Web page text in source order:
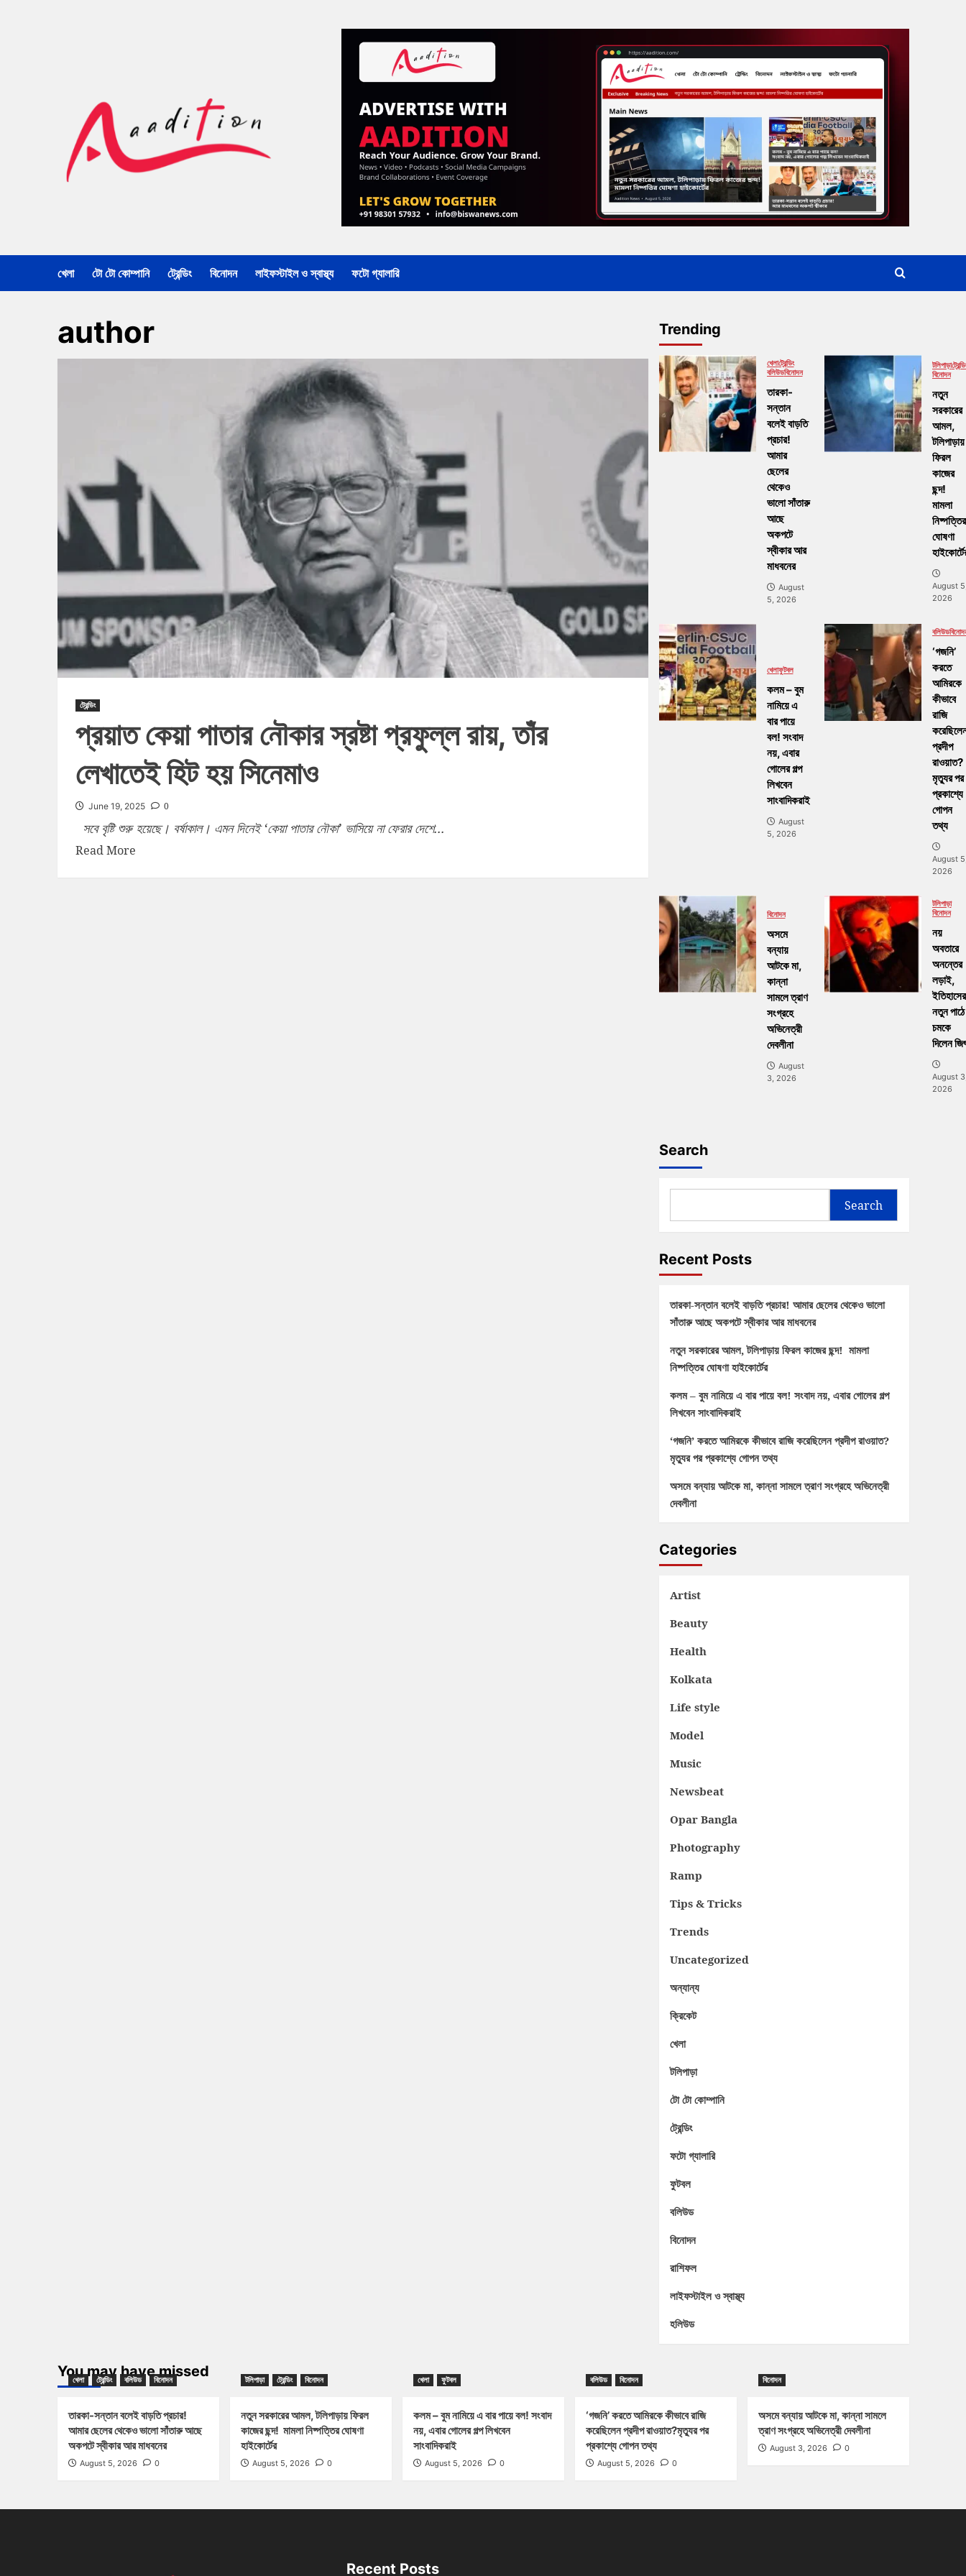
খেলা টো টো কোম্পানি ট্রেন্ডিং বিনোদন লাইফস্টাইল ও স্বাস্থ্য ফটো গ্যালারি
author
ট্রেন্ডিং
প্রয়াত কেয়া পাতার নৌকার স্রষ্টা প্রফুল্ল রায়, তাঁর
লেখাতেই হিট হয় সিনেমাও
June 19, 2025 0
সবে বৃষ্টি শুরু হয়েছে। বর্ষাকাল। এমন দিনেই ‘কেয়া পাতার নৌকা’ ভাসিয়ে না ফেরার দেশে...
Read More
Trending
খেলাট্রেন্ডিং
বলিউডবিনোদন
তারকা-
সন্তান
বলেই বাড়তি
প্রচার!
আমার
ছেলের
থেকেও
ভালো সাঁতারু
আছে
অকপটে
স্বীকার আর
মাধবনের
August
5, 2026
টলিপাড়া
বিনোদন
নতুন
সরকারের
আমল,
টলিপাড়ায়
ফিরল
কাজের
ছন্দ!
মামলা
নিষ্পত্তির
ঘোষণা
August
2026
খেলাফুটবল
কলম – বুম
নামিয়ে এ
বার পায়ে
বল! সংবাদ
নয়, এবার
গোলের গল্প
লিখবেন
সাংবাদিকরাই
August
5, 2026
বলিউড
‘গজনি’
করতে
আমিরকে
কীভাবে
রাজি
প্রদীপ
রাওয়াত?
মৃত্যুর পর
প্রকাশ্যে
গোপন
তথ্য
August
2026
বিনোদন
অসমে
বন্যায়
আটকে মা,
কান্না
সামলে ত্রাণ
সংগ্রহে
অভিনেত্রী
দেবলীনা
August
3, 2026
টলিপাড়া
বিনোদন
নয়
অবতারে
অনন্তের
লড়াই,
ইতিহাসের
নতুন পাঠে
চমকে
দিলেন জিৎ
August
2026
Search
Search
Recent Posts
তারকা-সন্তান বলেই বাড়তি প্রচার! আমার ছেলের থেকেও ভালো
সাঁতারু আছে অকপটে স্বীকার আর মাধবনের
নতুন সরকারের আমল, টলিপাড়ায় ফিরল কাজের ছন্দ! মামলা
নিষ্পত্তির ঘোষণা হাইকোর্টের
কলম – বুম নামিয়ে এ বার পায়ে বল! সংবাদ নয়, এবার গোলের গল্প
লিখবেন সাংবাদিকরাই
‘গজনি’ করতে আমিরকে কীভাবে রাজি করেছিলেন প্রদীপ রাওয়াত?
মৃত্যুর পর প্রকাশ্যে গোপন তথ্য
অসমে বন্যায় আটকে মা, কান্না সামলে ত্রাণ সংগ্রহে অভিনেত্রী
দেবলীনা
Categories
Artist
Beauty
Health
Kolkata
Life style
Model
Music
Newsbeat
Opar Bangla
Photography
Ramp
Tips & Tricks
Trends
Uncategorized
অন্যান্য
ক্রিকেট
খেলা
টলিপাড়া
টো টো কোম্পানি
ট্রেন্ডিং
ফটো গ্যালারি
ফুটবল
বলিউড
বিনোদন
রাশিফল
লাইফস্টাইল ও স্বাস্থ্য
হলিউড
You may have missed
খেলা ট্রেন্ডিং বলিউড বিনোদন
তারকা-সন্তান বলেই বাড়তি প্রচার!
আমার ছেলের থেকেও ভালো সাঁতারু আছে
অকপটে স্বীকার আর মাধবনের
August 5, 2026 0
টলিপাড়া ট্রেন্ডিং বিনোদন
নতুন সরকারের আমল, টলিপাড়ায় ফিরল
কাজের ছন্দ! মামলা নিষ্পত্তির ঘোষণা
হাইকোর্টের
August 5, 2026 0
খেলা ফুটবল
কলম – বুম নামিয়ে এ বার পায়ে বল! সংবাদ
নয়, এবার গোলের গল্প লিখবেন
সাংবাদিকরাই
August 5, 2026 0
বলিউড বিনোদন
‘গজনি’ করতে আমিরকে কীভাবে রাজি
করেছিলেন প্রদীপ রাওয়াত?মৃত্যুর পর
প্রকাশ্যে গোপন তথ্য
August 5, 2026 0
বিনোদন
অসমে বন্যায় আটকে মা, কান্না সামলে
ত্রাণ সংগ্রহে অভিনেত্রী দেবলীনা
August 3, 2026 0
Recent Posts